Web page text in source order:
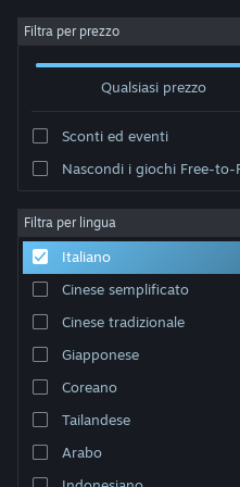
Accedi
Informazioni
Assistenza
Cambia la lingua
Ottieni l'app mobile di Steam
Visualizza il sito web per desktop
Filtra per prezzo
Qualsiasi prezzo
Sconti ed eventi
Nascondi i giochi Free-to-
Filtra per lingua
Italiano
Cinese semplificato
Cinese tradizionale
Giapponese
Coreano
Tailandese
Arabo
Editore: Chim Ruoi Games
Ordina per Rilevanza
0 risultati corrispondono alla tua
in base alle tue preferenze.